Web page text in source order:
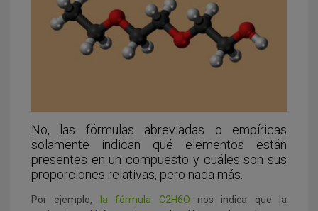
No, las fórmulas abreviadas o empíricas
solamente indican qué elementos están
presentes en un compuesto y cuáles son sus
proporciones relativas, pero nada más.
Por ejemplo, la fórmula C2H6O nos indica que la